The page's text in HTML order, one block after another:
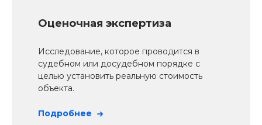
Оценочная экспертиза
Исследование, которое проводится в
судебном или досудебном порядке с
целью установить реальную стоимость
объекта.
Подробнее